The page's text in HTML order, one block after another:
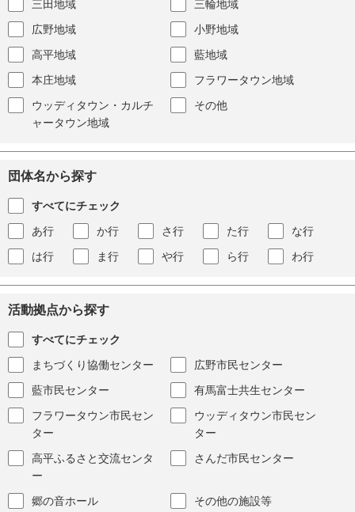
三田地域
三輪地域
広野地域
小野地域
高平地域
藍地域
本庄地域
フラワータウン地域
ウッディタウン・カルチ
ャータウン地域
その他
団体名から探す
すべてにチェック
あ行
か行 さ行 た行
な行
は行
ま行 や行 ら行 わ行
活動拠点から探す
すべてにチェック
まちづくり協働センター
広野市民センター
藍市民センター
有馬富士共生センター
フラワータウン市民セン
ター
ウッディタウン市民セン
ター
高平ふるさと交流センタ
ー
さんだ市民センター
郷の音ホール その他の施設等